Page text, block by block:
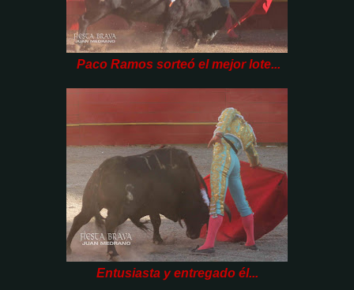
Paco Ramos sorteó el mejor lote...
Entusiasta y entregado él...